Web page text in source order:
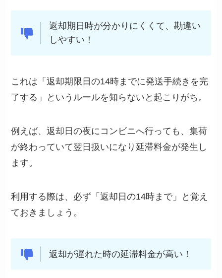
返却期日時が分かりにくくて、勘違い
しやすい！
これは「返却期限日の14時までに発送手続きを完
了する」というルールを知らないと起こりがち。
例えば、返却日の夜にコンビニへ行っても、集荷
が終わっていて翌日扱いになり延滞料金が発生し
ます。
利用する際は、必ず「返却日の14時まで」と覚え
ておきましょう。
返却が遅れた時の延滞料金が高い！